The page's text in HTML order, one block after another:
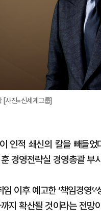
[사진=신세계그룹]
인적 쇄신의 칼을 빼들
경영전략실 경영총괄 부
이후 예고한 ‘책임경영
지 확산될 것이라는 전망